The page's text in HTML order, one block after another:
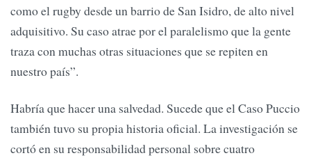
como el rugby desde un barrio de San Isidro, de alto nivel
adquisitivo. Su caso atrae por el paralelismo que la gente
traza con muchas otras situaciones que se repiten en
nuestro país”.
Habría que hacer una salvedad. Sucede que el Caso Puccio
también tuvo su propia historia oficial. La investigación se
cortó en su responsabilidad personal sobre cuatro